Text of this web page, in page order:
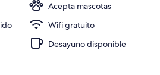
Acepta mascotas
Wifi gratuito
Desayuno disponible